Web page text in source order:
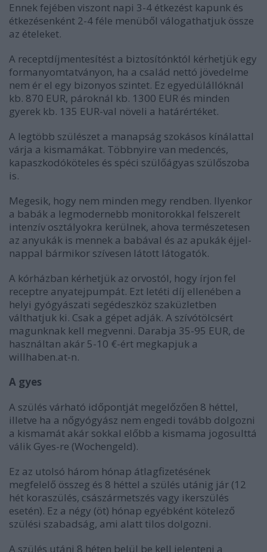
Ennek fejében viszont napi 3-4 étkezést kapunk és
étkezésenként 2-4 féle menüből válogathatjuk össze
az ételeket.
A receptdíjmentesítést a biztosítónktól kérhetjük egy
formanyomtatványon, ha a család nettó jövedelme
nem ér el egy bizonyos szintet. Ez egyedülállóknál
kb. 870 EUR, pároknál kb. 1300 EUR és minden
gyerek kb. 135 EUR-val növeli a határértéket.
A legtöbb szülészet a manapság szokásos kínálattal
várja a kismamákat. Többnyire van medencés,
kapaszkodóköteles és spéci szülőágyas szülőszoba
is.
Megesik, hogy nem minden megy rendben. Ilyenkor
a babák a legmodernebb monitorokkal felszerelt
intenzív osztályokra kerülnek, ahova természetesen
az anyukák is mennek a babával és az apukák éjjel-
nappal bármikor szívesen látott látogatók.
A kórházban kérhetjük az orvostól, hogy írjon fel
receptre anyatejpumpát. Ezt letéti díj ellenében a
helyi gyógyászati segédeszköz szaküzletben
válthatjuk ki. Csak a gépet adják. A szívótölcsért
magunknak kell megvenni. Darabja 35-95 EUR, de
használtan akár 5-10 €-ért megkapjuk a
willhaben.at-n.
A gyes
A szülés várható időpontját megelőzően 8 héttel,
illetve ha a nőgyógyász nem engedi tovább dolgozni
a kismamát akár sokkal előbb a kismama jogosulttá
válik Gyes-re (Wochengeld).
Ez az utolsó három hónap átlagfizetésének
megfelelő összeg és 8 héttel a szülés utánig jár (12
hét koraszülés, császármetszés vagy ikerszülés
esetén). Ez a négy (öt) hónap egyébként kötelező
szülési szabadság, ami alatt tilos dolgozni.
A szülés utáni 8 héten belül be kell jelenteni a